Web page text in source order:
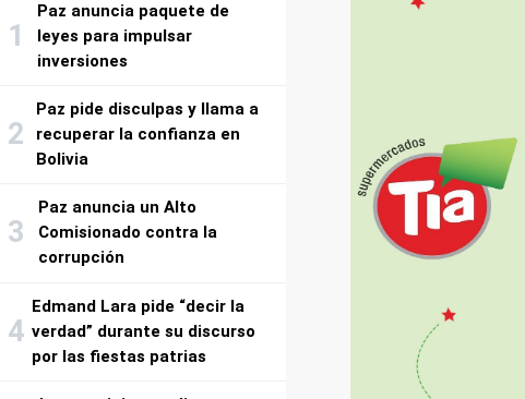
Paz anuncia paquete de
leyes para impulsar
inversiones
Paz pide disculpas y llama a
recuperar la confianza en
Bolivia
Paz anuncia un Alto
Comisionado contra la
corrupción
Edmand Lara pide “decir la
verdad” durante su discurso
por las fiestas patrias